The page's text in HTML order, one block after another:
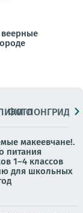
ФОТОЛОНГРИДЫ
макеевчане!.
питания
1–4 классов
для школьных